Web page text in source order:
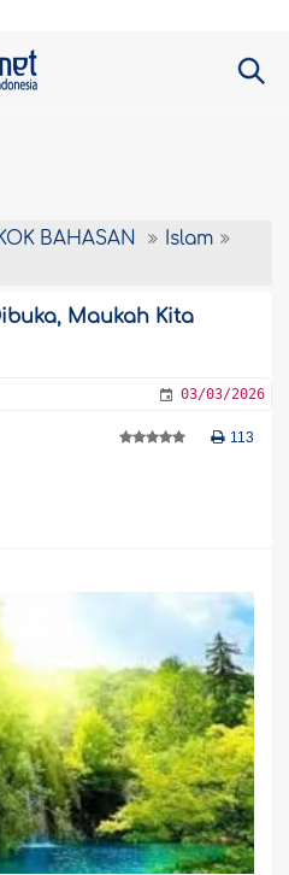
BAHASAN
Islam
Maukah Kita
03/03/2026
113